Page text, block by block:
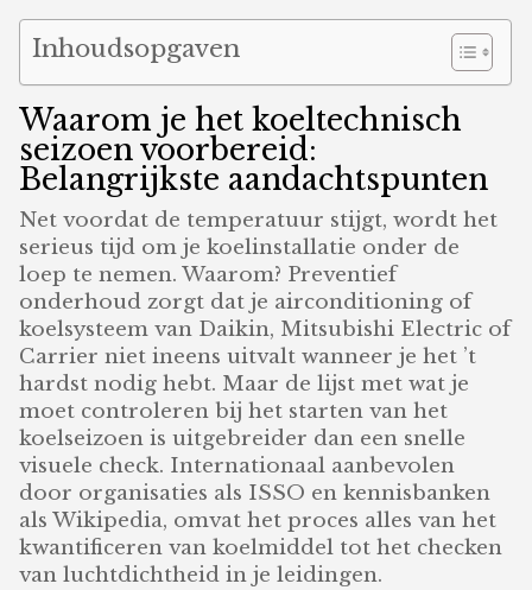
Inhoudsopgaven
Waarom je het koeltechnisch
seizoen voorbereid:
Belangrijkste aandachtspunten
Net voordat de temperatuur stijgt, wordt het
serieus tijd om je koelinstallatie onder de
loep te nemen. Waarom? Preventief
onderhoud zorgt dat je airconditioning of
koelsysteem van Daikin, Mitsubishi Electric of
Carrier niet ineens uitvalt wanneer je het ’t
hardst nodig hebt. Maar de lijst met wat je
moet controleren bij het starten van het
koelseizoen is uitgebreider dan een snelle
visuele check. Internationaal aanbevolen
door organisaties als ISSO en kennisbanken
als Wikipedia, omvat het proces alles van het
kwantificeren van koelmiddel tot het checken
van luchtdichtheid in je leidingen.